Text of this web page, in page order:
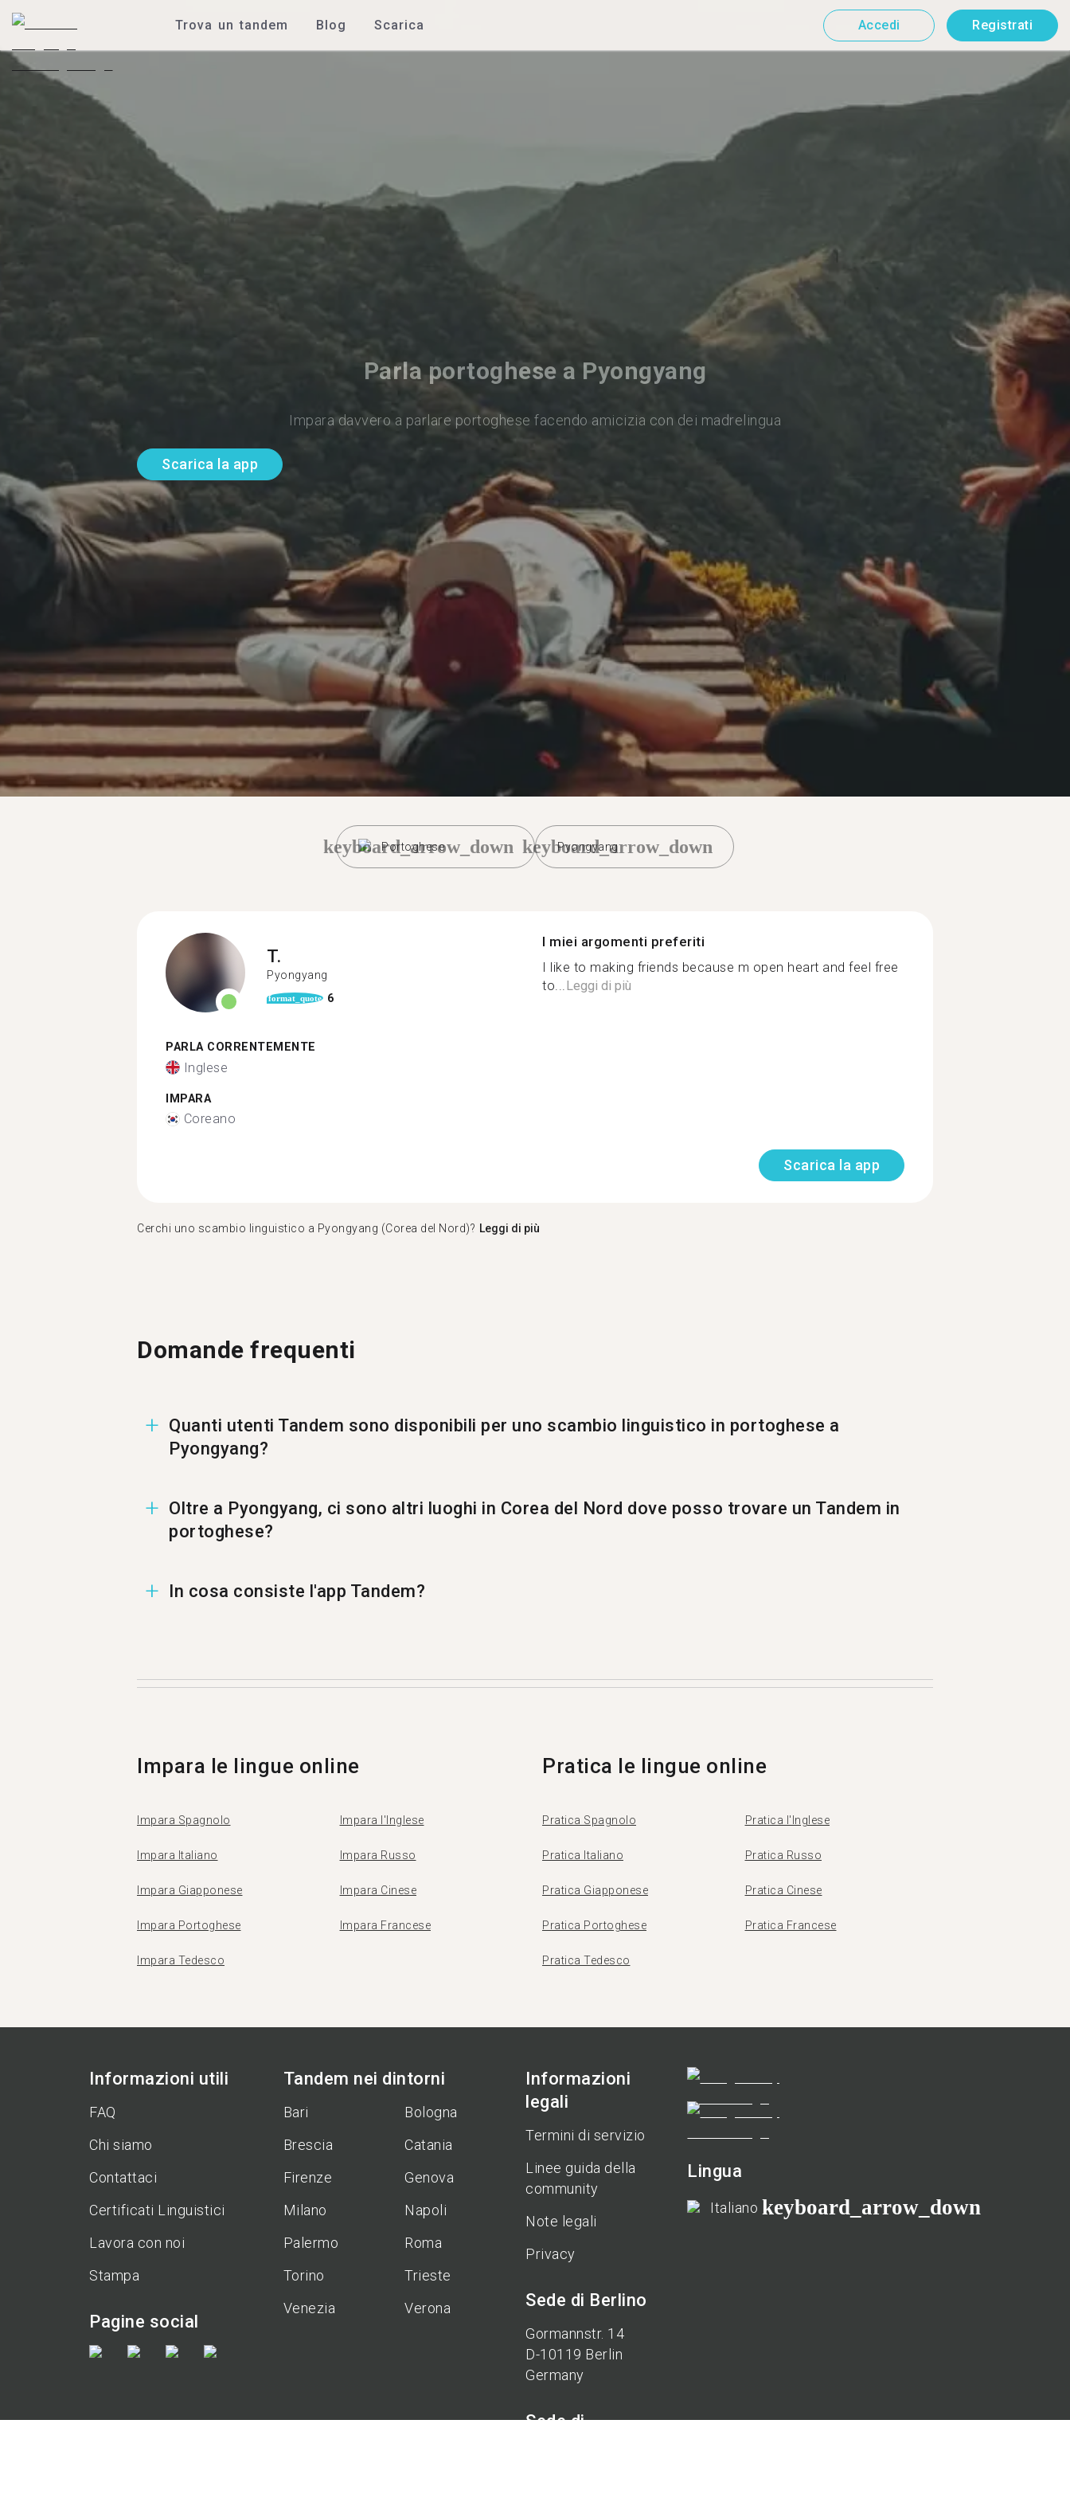
Trova un tandem Blog Scarica Accedi Registrati
Parla portoghese a Pyongyang
Impara davvero a parlare portoghese facendo amicizia con dei madrelingua
Scarica la app
Portoghese
keyboard_arrow_down Pyongyang
keyboard_arrow_down
T.
Pyongyang
format_quote 6
PARLA CORRENTEMENTE
Inglese
IMPARA
Coreano
I miei argomenti preferiti
I like to making friends because m open heart and feel free
to...Leggi di più
Scarica la app
Cerchi uno scambio linguistico a Pyongyang (Corea del Nord)? Leggi di più
Domande frequenti
Quanti utenti Tandem sono disponibili per uno scambio linguistico in portoghese a
Pyongyang?
Oltre a Pyongyang, ci sono altri luoghi in Corea del Nord dove posso trovare un Tandem in
portoghese?
In cosa consiste l'app Tandem?
Impara le lingue online
Impara Spagnolo Impara l'Inglese
Impara Italiano Impara Russo
Impara Giapponese Impara Cinese
Impara Portoghese Impara Francese
Impara Tedesco
Pratica le lingue online
Pratica Spagnolo Pratica l'Inglese
Pratica Italiano Pratica Russo
Pratica Giapponese Pratica Cinese
Pratica Portoghese Pratica Francese
Pratica Tedesco
Informazioni utili
FAQ
Chi siamo
Contattaci
Certificati Linguistici
Lavora con noi
Stampa
Pagine social
Tandem nei dintorni
Bari
Bologna
Brescia
Catania
Firenze
Genova
Milano
Napoli
Palermo
Roma
Torino
Trieste
Venezia
Verona
Informazioni
legali
Termini di servizio
Linee guida della
community
Note legali
Privacy
Sede di Berlino
Gormannstr. 14
D-10119 Berlin
Germany
Sede di
Lingua
Italiano keyboard_arrow_down